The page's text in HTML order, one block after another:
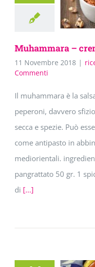
Muhammara –
11 Novembre 2018 |
Commenti
Il muhammara è la
peperoni, davvero
secca e spezie. Può
come antipasto in
mediorientali.
pangrattato 50 gr. 1
di [...]